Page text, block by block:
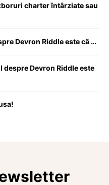
charter întârziate sau
Devron Riddle este că …
despre Devron Riddle este